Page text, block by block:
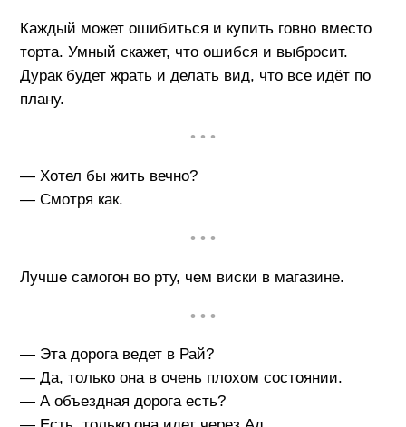
Каждый может ошибиться и купить говно вместо
торта. Умный скажет, что ошибся и выбросит.
Дурак будет жрать и делать вид, что все идёт по
плану.
• • •
— Хотел бы жить вечно?
— Смотря как.
• • •
Лучше самогон во рту, чем виски в магазине.
• • •
— Эта дорога ведет в Рай?
— Да, только она в очень плохом состоянии.
— А объездная дорога есть?